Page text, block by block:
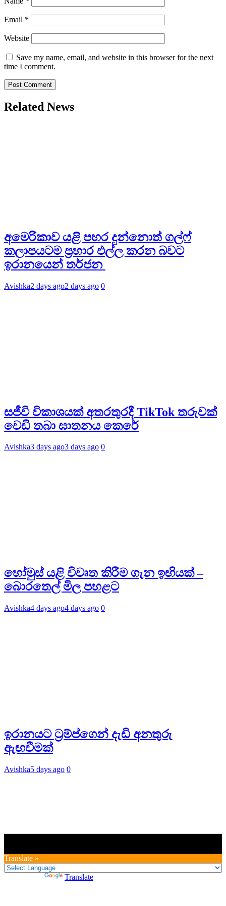
Email *
Website
Save my name, email, and website in this browser for the next
time I comment.
Related News
අමෙරිකාව යළි පහර දුන්නොත් ගල්ෆ්
කලාපයටම ප්‍රහාර එල්ල කරන බවට
ඉරානයෙන් තර්ජන
Avishka2 days ago2 days ago 0
සජීවි විකාශයක් අතරතුරදී TikTok තරුවක්
වෙඩි තබා ඝාතනය කෙරේ
Avishka3 days ago3 days ago 0
හෝමුස් යළි විවෘත කිරීම ගැන ඉඟියක් –
බොරතෙල් මිල පහළට
Avishka4 days ago4 days ago 0
ඉරානයට ට්‍රම්ප්ගෙන් දැඩි අනතුරු
ඇඟවීමක්
Avishka5 days ago 0
Translate »
Translate